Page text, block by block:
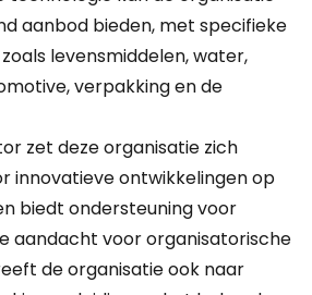
aanbod bieden, met specifieke
levensmiddelen, water,
verpakking en de
zet deze organisatie zich
innovatieve ontwikkelingen op
biedt ondersteuning voor
aandacht voor organisatorische
de organisatie ook naar